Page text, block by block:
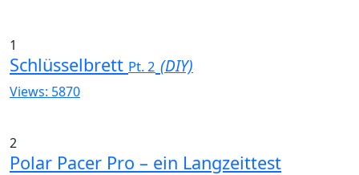
1
Schlüsselbrett Pt. 2 (DIY)
Views: 5870
2
Polar Pacer Pro – ein Langzeittest